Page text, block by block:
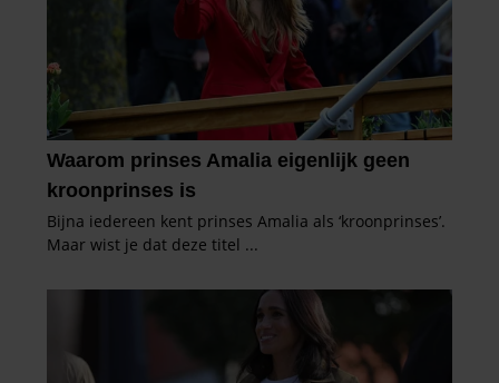
gaat akkoord met onze cookies als u onze website blijft